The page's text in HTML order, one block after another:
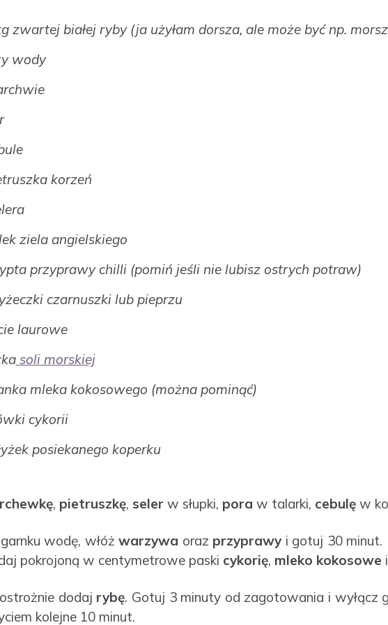
zwartej białej ryby (ja użyłam dorsza, ale może być np.
wody
korzeń
ziela angielskiego
przyprawy chilli (pomiń jeśli nie lubisz ostrych potraw)
czarnuszki lub pieprzu
laurowe
soli morskiej
mleka kokosowego (można pominąć)
cykorii
posiekanego koperku
, pietruszkę, seler w słupki, pora w talarki, cebulęw
wodę, włóż warzywa oraz przyprawyi gotuj 30 minut.
pokrojoną w centymetrowe paski cykorię, mleko kokosowe
dodaj rybę. Gotuj 3 minuty od zagotowania i wyłącz
kolejne 10 minut.